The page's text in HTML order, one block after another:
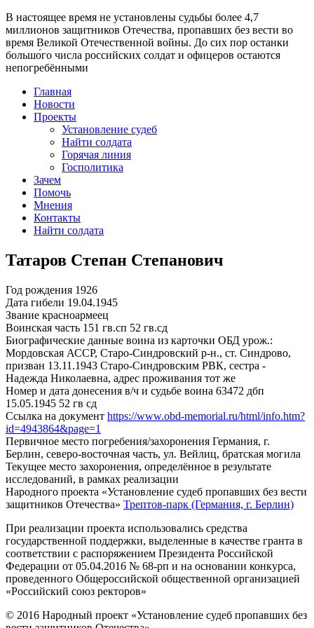
В настоящее время не установлены судьбы более 4,7
миллионов защитников Отечества, пропавших без вести во
время Великой Отечественной войны. До сих пор останки
большо́го числа российских солдат и офицеров остаются
непогребёнными
Главная
Новости
Проекты
Установление судеб
Найти солдата
Горячая линия
Госполитика
Зачем
Помочь
Мнения
Контакты
Найти солдата
Татаров Степан Степанович
Год рождения 1926
Дата гибели 19.04.1945
Звание красноармеец
Воинская часть 151 гв.сп 52 гв.сд
Биографические данные воина из карточки ОБД урож.:
Мордовская АССР, Старо-Синдровский р-н., ст. Синдрово,
призван 13.11.1943 Старо-Синдровским РВК, сестра -
Надежда Николаевна, адрес проживания тот же
Номер и дата донесения в/ч и судьбе воина 63472 дбп
15.05.1945 52 гв сд
Ссылка на документ https://www.obd-memorial.ru/html/info.htm?
id=4943864&page=1
Первичное место погребения/захоронения Германия, г.
Берлин, северо-восточная часть, ул. Вейлиц, братская могила
Текущее место захоронения, определённое в результате
исследований, в рамках реализации
Народного проекта «Установление судеб пропавших без вести
защитников Отечества» Трептов-парк (Германия, г. Берлин)
При реализации проекта использовались средства
государственной поддержки, выделенные в качестве гранта в
соответствии с распоряжением Президента Российской
Федерации от 05.04.2016 № 68-рп и на основании конкурса,
проведенного Общероссийской общественной организацией
«Российский союз ректоров»
© 2016 Народный проект «Установление судеб пропавших без